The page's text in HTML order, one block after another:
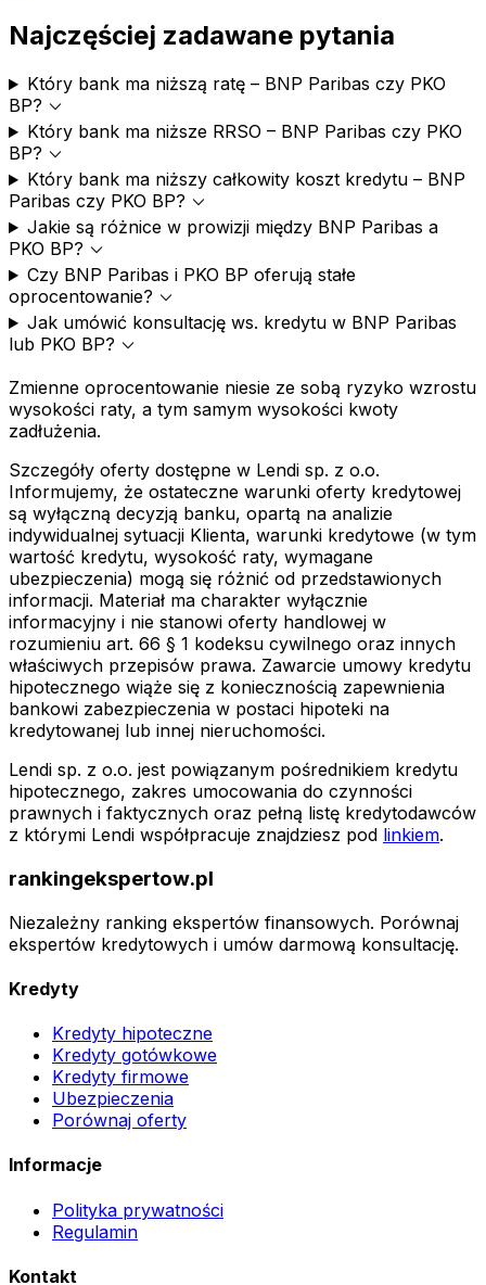
Najczęściej zadawane pytania
Który bank ma niższą ratę – BNP Paribas czy PKO
BP? expand_more
Który bank ma niższe RRSO – BNP Paribas czy PKO
BP? expand_more
Który bank ma niższy całkowity koszt kredytu – BNP
Paribas czy PKO BP? expand_more
Jakie są różnice w prowizji między BNP Paribas a
PKO BP? expand_more
Czy BNP Paribas i PKO BP oferują stałe
oprocentowanie? expand_more
Jak umówić konsultację ws. kredytu w BNP Paribas
lub PKO BP? expand_more
Zmienne oprocentowanie niesie ze sobą ryzyko wzrostu
wysokości raty, a tym samym wysokości kwoty
zadłużenia.
Szczegóły oferty dostępne w Lendi sp. z o.o.
Informujemy, że ostateczne warunki oferty kredytowej
są wyłączną decyzją banku, opartą na analizie
indywidualnej sytuacji Klienta, warunki kredytowe (w tym
wartość kredytu, wysokość raty, wymagane
ubezpieczenia) mogą się różnić od przedstawionych
informacji. Materiał ma charakter wyłącznie
informacyjny i nie stanowi oferty handlowej w
rozumieniu art. 66 § 1 kodeksu cywilnego oraz innych
właściwych przepisów prawa. Zawarcie umowy kredytu
hipotecznego wiąże się z koniecznością zapewnienia
bankowi zabezpieczenia w postaci hipoteki na
kredytowanej lub innej nieruchomości.
Lendi sp. z o.o. jest powiązanym pośrednikiem kredytu
hipotecznego, zakres umocowania do czynności
prawnych i faktycznych oraz pełną listę kredytodawców
z którymi Lendi współpracuje znajdziesz pod linkiem.
rankingekspertow.pl
Niezależny ranking ekspertów finansowych. Porównaj
ekspertów kredytowych i umów darmową konsultację.
Kredyty
Kredyty hipoteczne
Kredyty gotówkowe
Kredyty firmowe
Ubezpieczenia
Porównaj oferty
Informacje
Polityka prywatności
Regulamin
Kontakt